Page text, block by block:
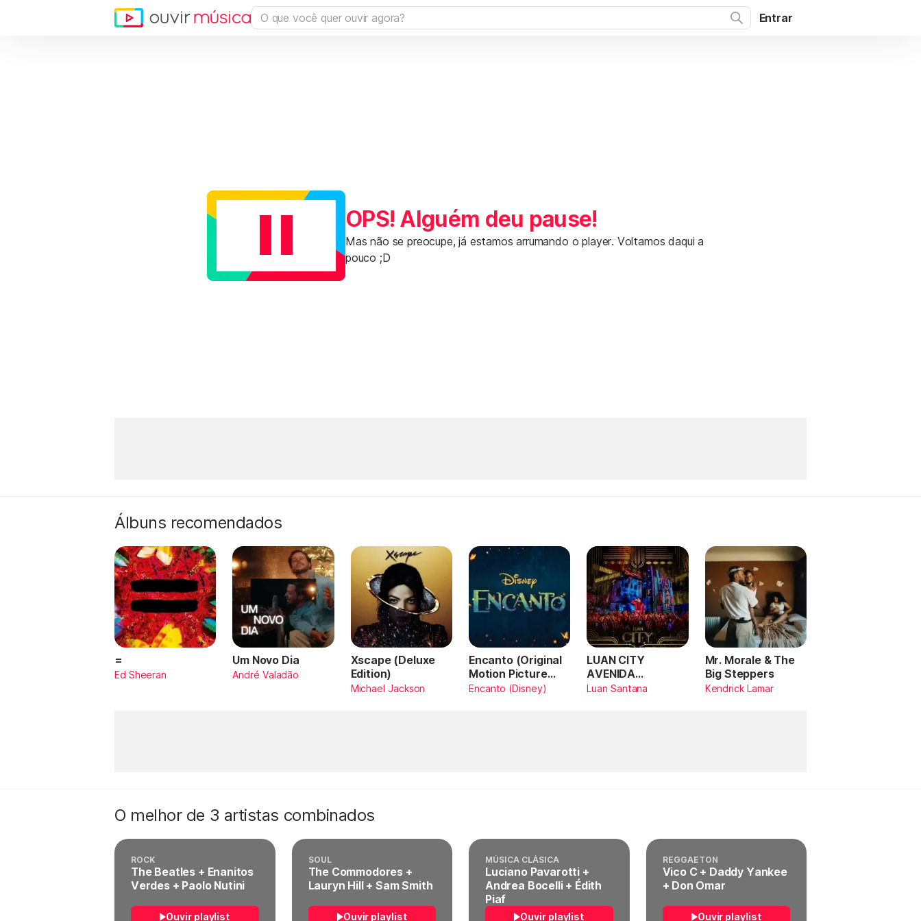
Entrar
OPS! Alguém deu pause!
Mas não se preocupe, já estamos arrumando o player. Voltamos daqui a
pouco ;D
Álbuns recomendados
=
Ed Sheeran
Um Novo Dia
André Valadão
Xscape (Deluxe
Edition)
Michael Jackson
Encanto (Original
Motion Picture
Soundtrack)
Encanto (Disney)
LUAN CITY
AVENIDA
AMARILDO
Luan Santana
Mr. Morale & The
Big Steppers
Kendrick Lamar
O melhor de 3 artistas combinados
ROCK
The Beatles + Enanitos
Verdes + Paolo Nutini
Ouvir playlist
SOUL
The Commodores +
Lauryn Hill + Sam Smith
Ouvir playlist
MÚSICA CLÁSICA
Luciano Pavarotti +
Andrea Bocelli + Édith
Piaf
Ouvir playlist
REGGAETON
Vico C + Daddy Yankee
+ Don Omar
Ouvir playlist